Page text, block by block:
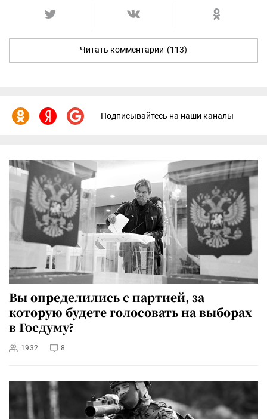
Читать комментарии (113)
Подписывайтесь на наши каналы
Вы определились с партией, за
которую будете голосовать на выборах
в Госдуму?
1932 8